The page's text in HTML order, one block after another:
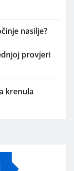
nasilje?
provjeri
krenula